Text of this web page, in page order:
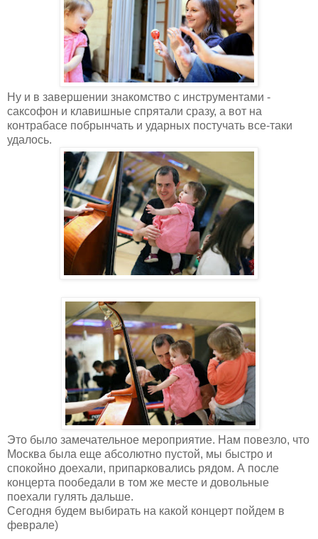
Ну и в завершении знакомство с инструментами -
саксофон и клавишные спрятали сразу, а вот на
контрабасе побрынчать и ударных постучать все-таки
удалось.
Это было замечательное мероприятие. Нам повезло, что
Москва была еще абсолютно пустой, мы быстро и
спокойно доехали, припарковались рядом. А после
концерта пообедали в том же месте и довольные
поехали гулять дальше.
Сегодня будем выбирать на какой концерт пойдем в
феврале)